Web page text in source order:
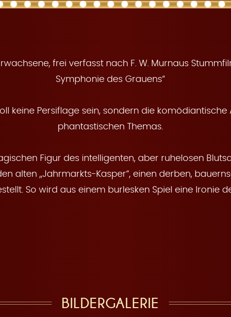
frei verfasst nach F. W. Murnaus
Symphonie des Grauens“
keine Persiflage sein, sondern die
phantastischen Themas.
Figur des intelligenten, aber ruhelosen
alten „Jahrmarkts-Kasper“, einen derben,
So wird aus einem burlesken Spiel eine Ironie
BILDERGALERIE